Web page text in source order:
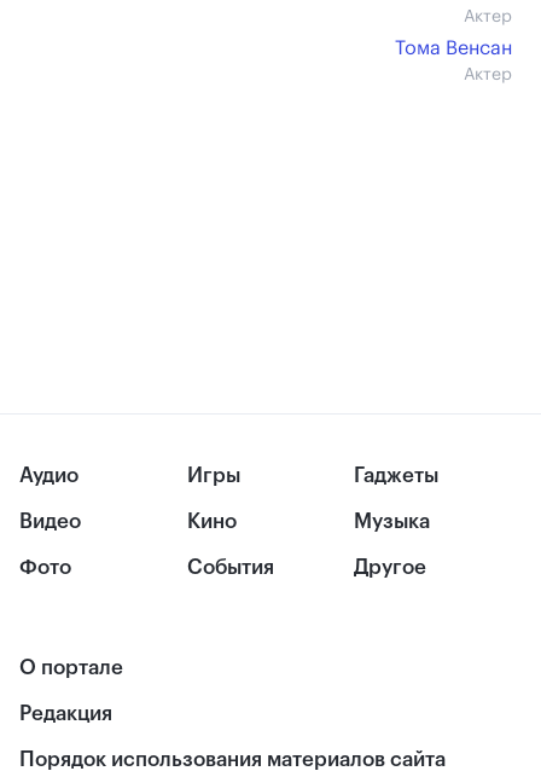
Актер
Тома Венсан
Актер
Аудио
Видео
Фото
Игры
Кино
События
Гаджеты
Музыка
Другое
О портале
Редакция
Порядок использования материалов сайта